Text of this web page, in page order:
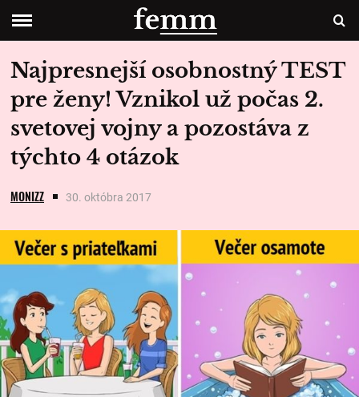
Najpresnejší osobnostný TEST
pre ženy! Vznikol už počas 2.
svetovej vojny a pozostáva z
týchto 4 otázok
MONIZZ 30. októbra 2017